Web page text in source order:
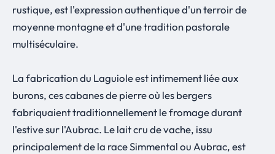
rustique, est l'expression authentique d'un terroir de
moyenne montagne et d'une tradition pastorale
multiséculaire.
La fabrication du Laguiole est intimement liée aux
burons, ces cabanes de pierre où les bergers
fabriquaient traditionnellement le fromage durant
l'estive sur l'Aubrac. Le lait cru de vache, issu
principalement de la race Simmental ou Aubrac, est